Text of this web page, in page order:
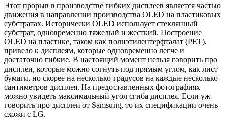
Этот прорыв в производстве гибких дисплеев является частью
движения в направлении производства OLED на пластиковых
субстратах. Исторически OLED использует стеклянный
субстрат, одновременно тяжелый и жесткий. Построение
OLED на пластике, таком как полиэтилентерфталат (PET),
привело к дисплеям, которые одновременно легче и
достаточно гибкие. В настоящий момент нельзя говорить про
дисплеи, которые можно согнуть под прямым углом, как лист
бумаги, но скорее на несколько градусов на каждые несколько
сантиметров дисплея. На предоставленных фотографиях
можно увидеть максимальный угол сгиба дисплея. Если уж
говорить про дисплеи от Samsung, то их спецификации очень
схожи с LG.